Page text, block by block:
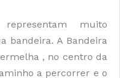
muito
bandeira. A Bandeira
, no centro da
a percorrer e o